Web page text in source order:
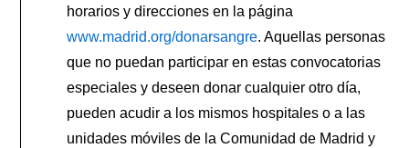
horarios y direcciones en la página
www.madrid.org/donarsangre. Aquellas personas
que no puedan participar en estas convocatorias
especiales y deseen donar cualquier otro día,
pueden acudir a los mismos hospitales o a las
unidades móviles de la Comunidad de Madrid y